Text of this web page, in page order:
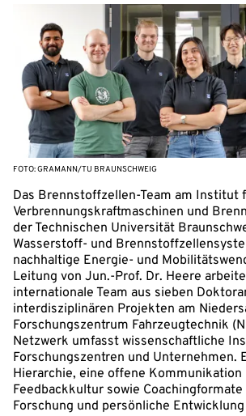
FOTO: GRAMANN/TU BRAUNSCHWEIG
Das Brennstoffzellen-Team am Institut
Verbrennungskraftmaschinen und
der Technischen Universität
Wasserstoff- und
nachhaltige Energie- und
Leitung von Jun.-Prof. Dr. Heere
internationale Team aus sieben
interdisziplinären Projekten am
Forschungszentrum Fahrzeugtechnik
Netzwerk umfasst wissenschaftliche
Forschungszentren und Unternehmen.
Hierarchie, eine offene Kommunikation
Feedbackkultur sowie
Forschung und persönliche